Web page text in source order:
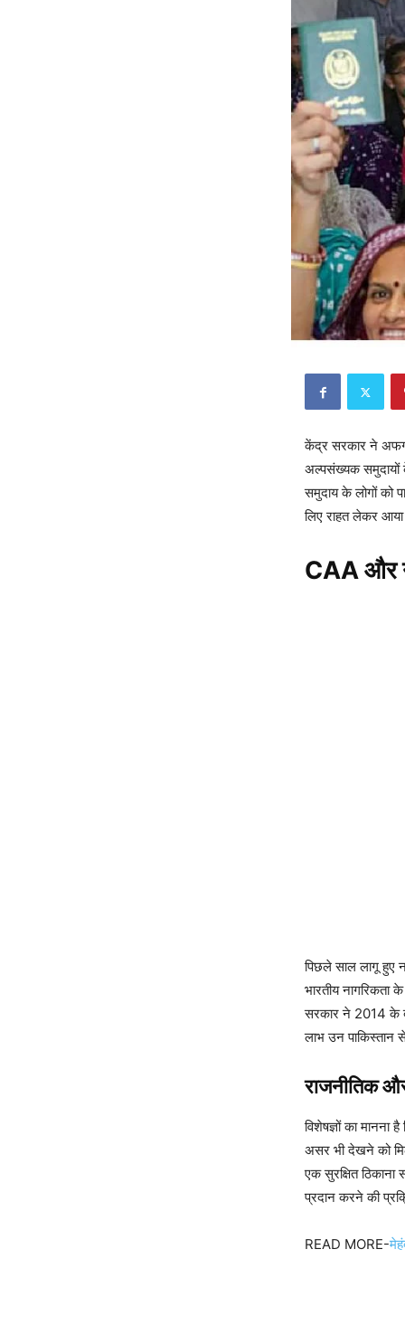
केंद्र सरकार ने
अल्पसंख्यक समुदायों
समुदाय के लोगों को
लिए राहत लेकर आया
CAA और
पिछले साल लागू
भारतीय
सरकार ने 2014 के
लाभ उन पाकिस्तान
राजनीतिक
विशेषज्ञों का
असर भी देखने को
एक सुरक्षित
प्रदान करने की
READ MORE-